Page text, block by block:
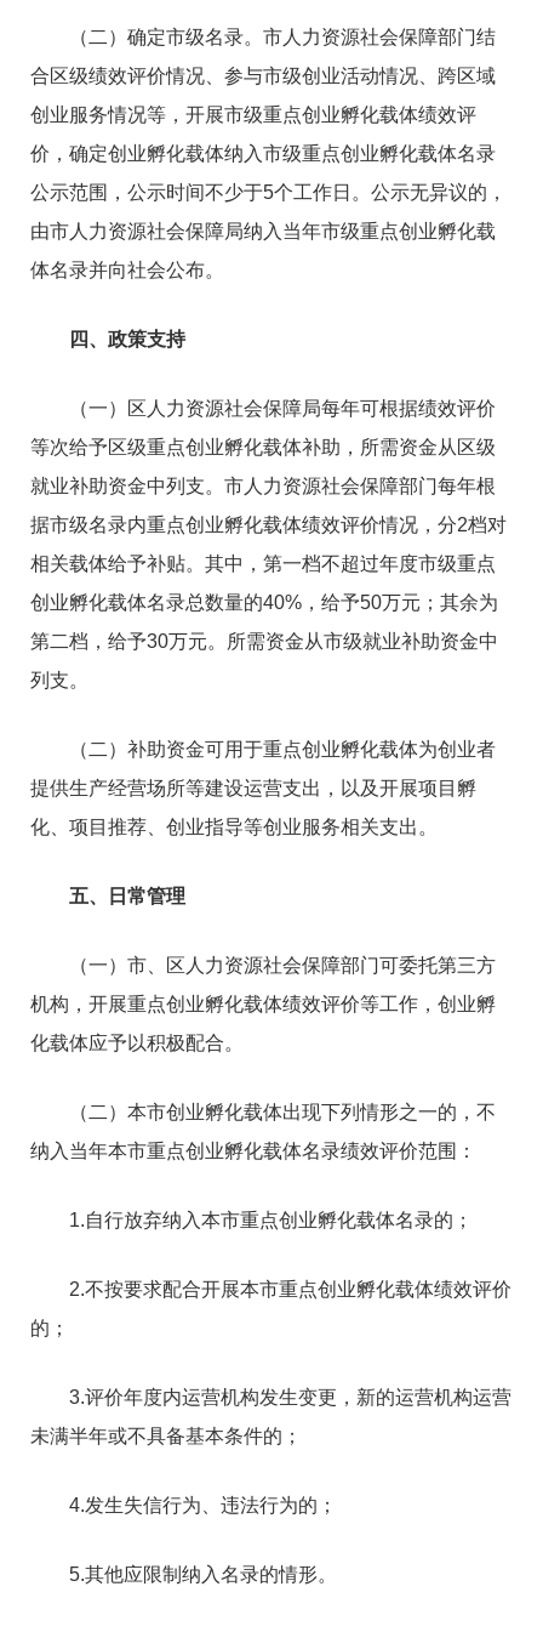
（二）确定市级名录。市人力资源社会保障部门结
合区级绩效评价情况、参与市级创业活动情况、跨区域
创业服务情况等，开展市级重点创业孵化载体绩效评
价，确定创业孵化载体纳入市级重点创业孵化载体名录
公示范围，公示时间不少于5个工作日。公示无异议的，
由市人力资源社会保障局纳入当年市级重点创业孵化载
体名录并向社会公布。
四、政策支持
（一）区人力资源社会保障局每年可根据绩效评价
等次给予区级重点创业孵化载体补助，所需资金从区级
就业补助资金中列支。市人力资源社会保障部门每年根
据市级名录内重点创业孵化载体绩效评价情况，分2档对
相关载体给予补贴。其中，第一档不超过年度市级重点
创业孵化载体名录总数量的40%，给予50万元；其余为
第二档，给予30万元。所需资金从市级就业补助资金中
列支。
（二）补助资金可用于重点创业孵化载体为创业者
提供生产经营场所等建设运营支出，以及开展项目孵
化、项目推荐、创业指导等创业服务相关支出。
五、日常管理
（一）市、区人力资源社会保障部门可委托第三方
机构，开展重点创业孵化载体绩效评价等工作，创业孵
化载体应予以积极配合。
（二）本市创业孵化载体出现下列情形之一的，不
纳入当年本市重点创业孵化载体名录绩效评价范围：
1.自行放弃纳入本市重点创业孵化载体名录的；
2.不按要求配合开展本市重点创业孵化载体绩效评价
的；
3.评价年度内运营机构发生变更，新的运营机构运营
未满半年或不具备基本条件的；
4.发生失信行为、违法行为的；
5.其他应限制纳入名录的情形。